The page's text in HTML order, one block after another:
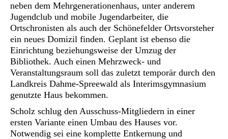
neben dem Mehrgenerationenhaus, unter anderem
Jugendclub und mobile Jugendarbeiter, die
Ortschronisten als auch der Schönefelder Ortsvorsteher
ein neues Domizil finden. Geplant ist ebenso die
Einrichtung beziehungsweise der Umzug der
Bibliothek. Auch einen Mehrzweck- und
Veranstaltungsraum soll das zuletzt temporär durch den
Landkreis Dahme-Spreewald als Interimsgymnasium
genutzte Haus bekommen.
Scholz schlug den Ausschuss-Mitgliedern in einer
ersten Variante einen Umbau des Hauses vor.
Notwendig sei eine komplette Entkernung und